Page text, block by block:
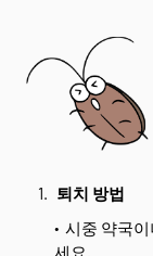
퇴치 방법
시중 약국
세요.